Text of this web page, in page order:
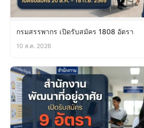
กรมสรรพากร เปิดรับสมัคร 1808 อัตรา
10 ส.ค. 2026